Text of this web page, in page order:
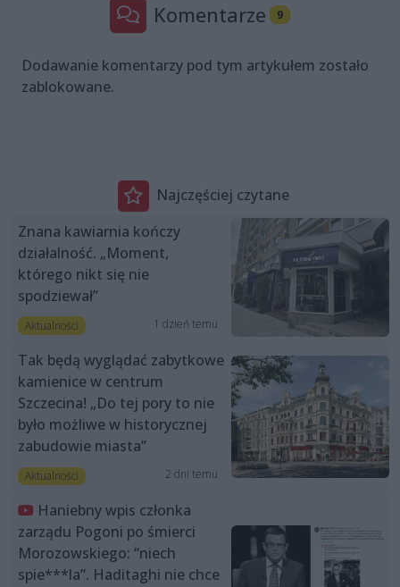
Komentarze 9
Dodawanie komentarzy pod tym artykułem zostało
zablokowane.
Najczęściej czytane
Znana kawiarnia kończy
działalność. „Moment,
którego nikt się nie
spodziewał”
Aktualności 1 dzień temu
Tak będą wyglądać zabytkowe
kamienice w centrum
Szczecina! „Do tej pory to nie
było możliwe w historycznej
zabudowie miasta”
Aktualności 2 dni temu
Haniebny wpis członka
zarządu Pogoni po śmierci
Morozowskiego: “niech
spie***la”. Haditaghi nie chce